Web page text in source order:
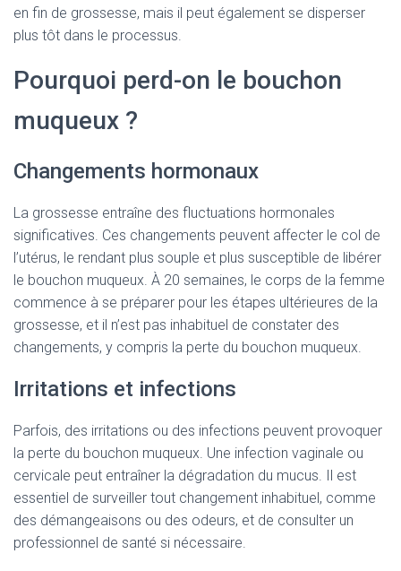
en fin de grossesse, mais il peut également se disperser
plus tôt dans le processus.
Pourquoi perd-on le bouchon
muqueux ?
Changements hormonaux
La grossesse entraîne des fluctuations hormonales
significatives. Ces changements peuvent affecter le col de
l’utérus, le rendant plus souple et plus susceptible de libérer
le bouchon muqueux. À 20 semaines, le corps de la femme
commence à se préparer pour les étapes ultérieures de la
grossesse, et il n’est pas inhabituel de constater des
changements, y compris la perte du bouchon muqueux.
Irritations et infections
Parfois, des irritations ou des infections peuvent provoquer
la perte du bouchon muqueux. Une infection vaginale ou
cervicale peut entraîner la dégradation du mucus. Il est
essentiel de surveiller tout changement inhabituel, comme
des démangeaisons ou des odeurs, et de consulter un
professionnel de santé si nécessaire.